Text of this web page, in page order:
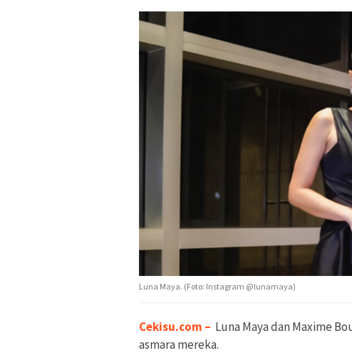
Luna Maya. (Foto: Instagram @lunamaya)
Cekisu.com – Luna Maya dan Maxime
asmara mereka.